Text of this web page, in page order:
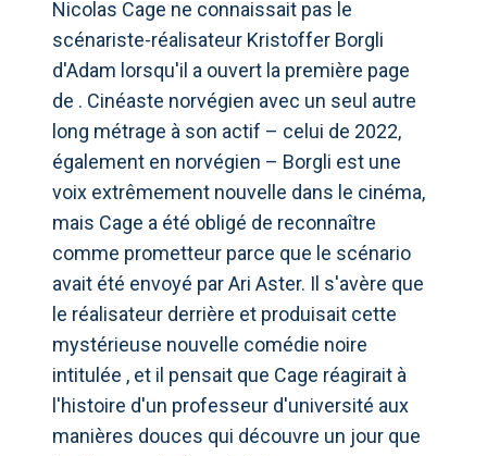
Nicolas Cage ne connaissait pas le
scénariste-réalisateur Kristoffer Borgli
d'Adam lorsqu'il a ouvert la première page
de . Cinéaste norvégien avec un seul autre
long métrage à son actif – celui de 2022,
également en norvégien – Borgli est une
voix extrêmement nouvelle dans le cinéma,
mais Cage a été obligé de reconnaître
comme prometteur parce que le scénario
avait été envoyé par Ari Aster. Il s'avère que
le réalisateur derrière et produisait cette
mystérieuse nouvelle comédie noire
intitulée , et il pensait que Cage réagirait à
l'histoire d'un professeur d'université aux
manières douces qui découvre un jour que